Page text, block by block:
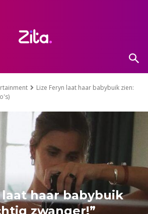
Lize Feryn laat haar babybuik zien:
laat haar babybuik
zwanger!”